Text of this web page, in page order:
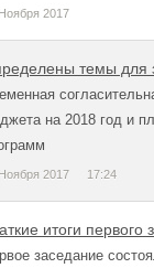
2017
темы для
на 2018 год и
2017 17:24
итоги
заседание